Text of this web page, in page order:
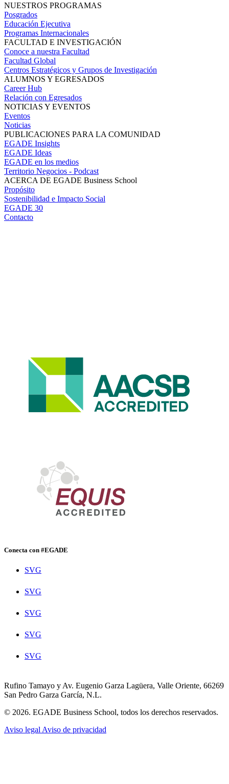
NUESTROS PROGRAMAS
Posgrados
Educación Ejecutiva
Programas Internacionales
FACULTAD E INVESTIGACIÓN
Conoce a nuestra Facultad
Facultad Global
Centros Estratégicos y Grupos de Investigación
ALUMNOS Y EGRESADOS
Career Hub
Relación con Egresados
NOTICIAS Y EVENTOS
Eventos
Noticias
PUBLICACIONES PARA LA COMUNIDAD
EGADE Insights
EGADE Ideas
EGADE en los medios
Territorio Negocios - Podcast
ACERCA DE EGADE Business School
Propósito
Sostenibilidad e Impacto Social
EGADE 30
Contacto
Conecta con #EGADE
SVG
SVG
SVG
SVG
SVG
Rufino Tamayo y Av. Eugenio Garza Lagüera, Valle Oriente, 66269
San Pedro Garza García, N.L.
© 2026. EGADE Business School, todos los derechos reservados.
Aviso legal Aviso de privacidad